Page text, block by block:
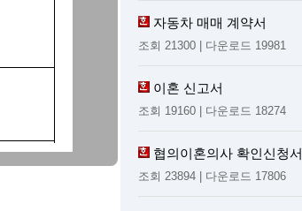
자동차 매매 계약서
조회 21300 | 다운로드 19981
이혼 신고서
조회 19160 | 다운로드 18274
협의이혼의사 확인신청서
조회 23894 | 다운로드 17806